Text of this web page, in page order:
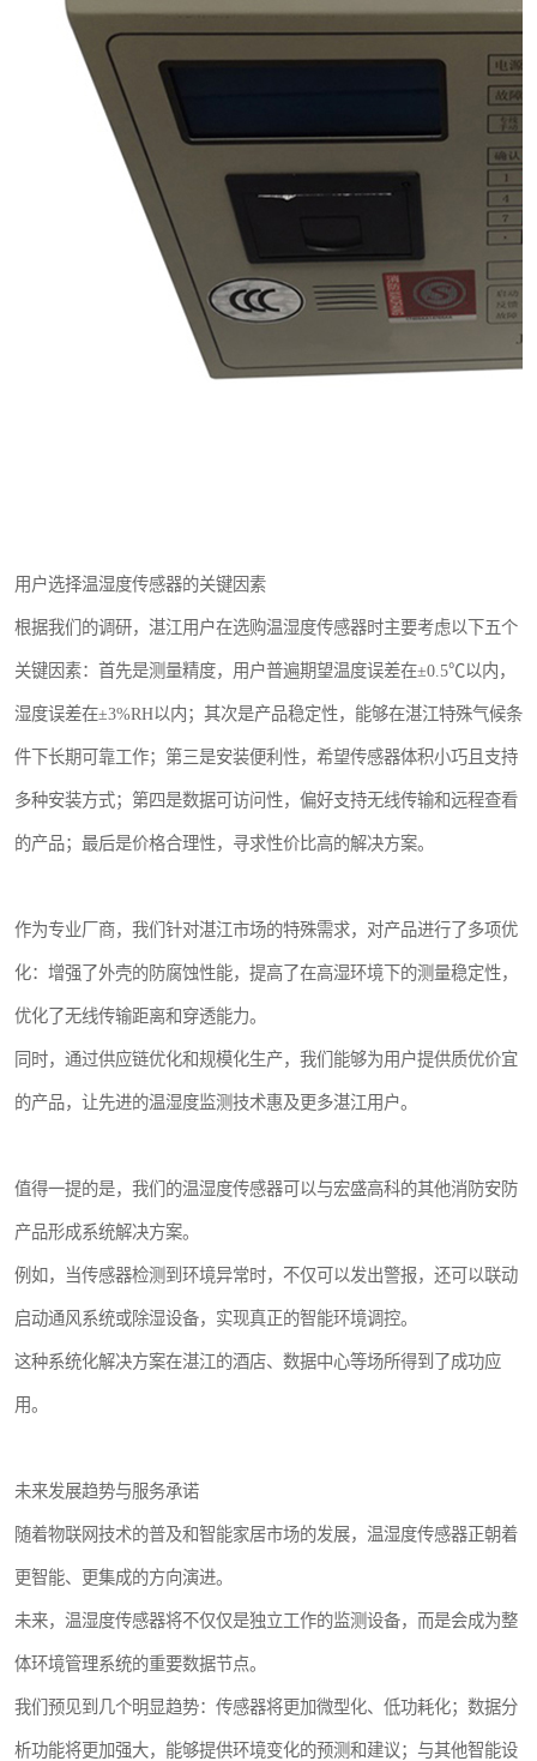
用户选择温湿度传感器的关键因素
根据我们的调研，湛江用户在选购温湿度传感器时主要考虑以下五个
关键因素：首先是测量精度，用户普遍期望温度误差在±0.5℃以内，
湿度误差在±3%RH以内；其次是产品稳定性，能够在湛江特殊气候条
件下长期可靠工作；第三是安装便利性，希望传感器体积小巧且支持
多种安装方式；第四是数据可访问性，偏好支持无线传输和远程查看
的产品；最后是价格合理性，寻求性价比高的解决方案。
作为专业厂商，我们针对湛江市场的特殊需求，对产品进行了多项优
化：增强了外壳的防腐蚀性能，提高了在高湿环境下的测量稳定性，
优化了无线传输距离和穿透能力。
同时，通过供应链优化和规模化生产，我们能够为用户提供质优价宜
的产品，让先进的温湿度监测技术惠及更多湛江用户。
值得一提的是，我们的温湿度传感器可以与宏盛高科的其他消防安防
产品形成系统解决方案。
例如，当传感器检测到环境异常时，不仅可以发出警报，还可以联动
启动通风系统或除湿设备，实现真正的智能环境调控。
这种系统化解决方案在湛江的酒店、数据中心等场所得到了成功应
用。
未来发展趋势与服务承诺
随着物联网技术的普及和智能家居市场的发展，温湿度传感器正朝着
更智能、更集成的方向演进。
未来，温湿度传感器将不仅仅是独立工作的监测设备，而是会成为整
体环境管理系统的重要数据节点。
我们预见到几个明显趋势：传感器将更加微型化、低功耗化；数据分
析功能将更加强大，能够提供环境变化的预测和建议；与其他智能设